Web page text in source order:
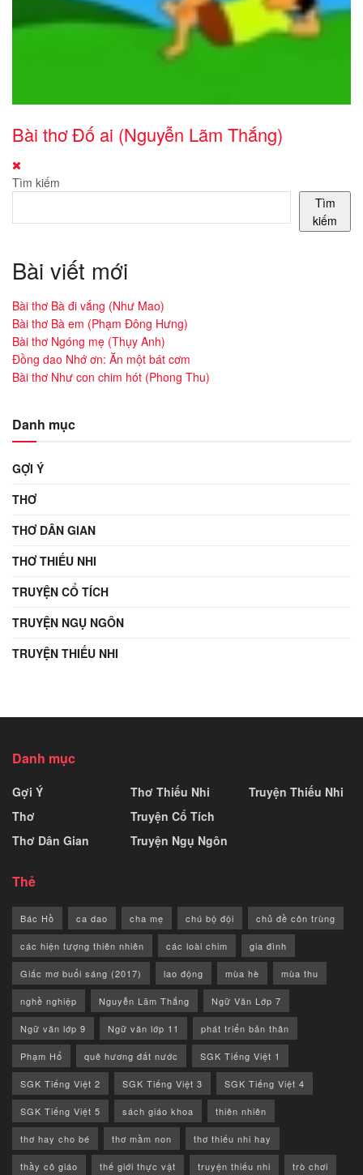
Bài thơ Đố ai (Nguyễn Lãm Thắng)
Tìm kiếm
Tìm
kiếm
Bài viết mới
Bài thơ Bà đi vắng (Như Mao)
Bài thơ Bà em (Phạm Đông Hưng)
Bài thơ Ngóng mẹ (Thụy Anh)
Đồng dao Nhớ ơn: Ăn một bát cơm
Bài thơ Như con chim hót (Phong Thu)
Danh mục
GỢI Ý
THƠ
THƠ DÂN GIAN
THƠ THIẾU NHI
TRUYỆN CỔ TÍCH
TRUYỆN NGỤ NGÔN
TRUYỆN THIẾU NHI
Danh mục
Gợi Ý
Thơ
Thơ Dân Gian
Thơ Thiếu Nhi
Truyện Cổ Tích
Truyện Ngụ Ngôn
Truyện Thiếu Nhi
Thẻ
Bác Hồ ca dao cha mẹ chú bộ đội chủ đề côn trùng
các hiện tượng thiên nhiên các loài chim gia đình
Giấc mơ buổi sáng (2017) lao động mùa hè mùa thu
nghề nghiệp Nguyễn Lãm Thắng Ngữ Văn Lớp 7
Ngữ văn lớp 9 Ngữ văn lớp 11 phát triển bản thân
Phạm Hổ quê hương đất nước SGK Tiếng Việt 1
SGK Tiếng Việt 2 SGK Tiếng Việt 3 SGK Tiếng Việt 4
SGK Tiếng Việt 5 sách giáo khoa thiên nhiên
thơ hay cho bé thơ mầm non thơ thiếu nhi hay
thầy cô giáo thế giới thực vật truyện thiếu nhi trò chơi